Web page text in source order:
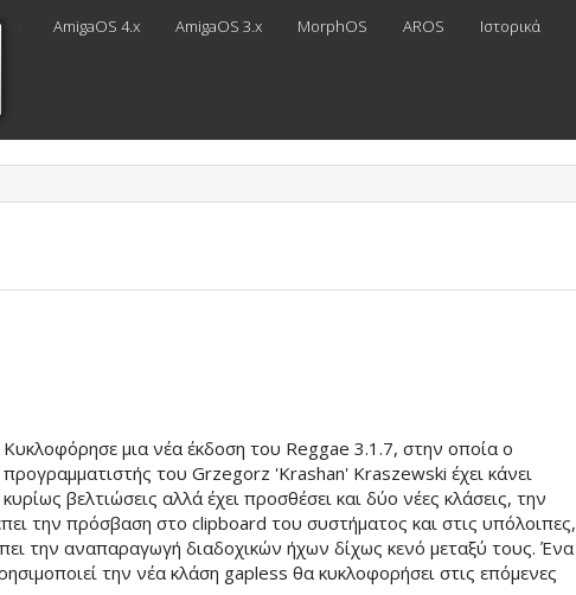
AmigaOS 4.x AmigaOS 3.x MorphOS AROS Ιστορικά
Κυκλοφόρησε μια νέα έκδοση του Reggae 3.1.7, στην οποία ο
προγραμματιστής του Grzegorz 'Krashan' Kraszewski έχει κάνει
κυρίως βελτιώσεις αλλά έχει προσθέσει και δύο νέες κλάσεις, την
την πρόσβαση στο clipboard του συστήματος και στις υπόλοιπες,
την αναπαραγωγή διαδοχικών ήχων δίχως κενό μεταξύ τους. Ένα
την νέα κλάση gapless θα κυκλοφορήσει στις επόμενες